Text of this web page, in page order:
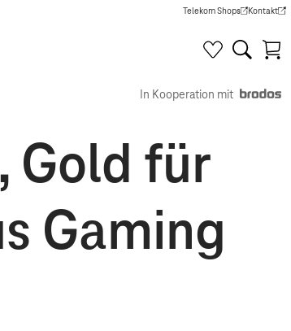
Telekom Shops
(Wird in einem neuen Tab
Kontakt
(Wird in
In Kooperation mit
Gold für
Gaming